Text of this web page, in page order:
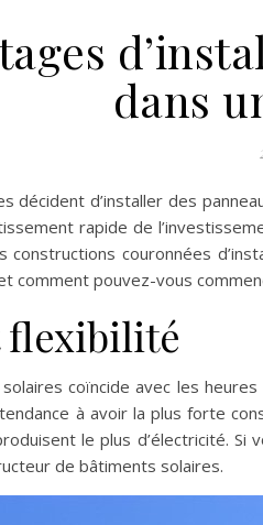
dans
décident d’installer des
rapide de
constructions couronnées
comment pouvez-vous
flexibilité
coïncide avec les
à avoir la plus forte
le plus d’électricité.
de bâtiments solaires.